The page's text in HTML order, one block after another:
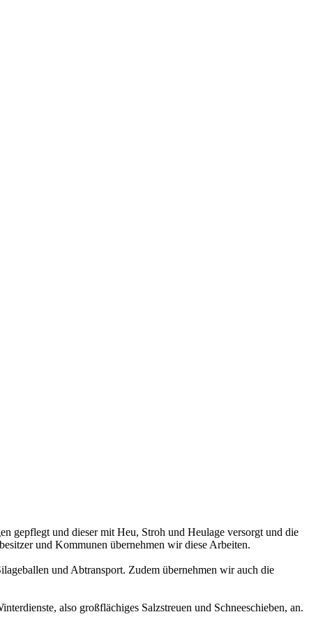
gepflegt und dieser mit Heu, Stroh und Heulage versorgt und die
und Kommunen übernehmen wir diese Arbeiten.
und Abtransport. Zudem übernehmen wir auch die
also großflächiges Salzstreuen und Schneeschieben, an.